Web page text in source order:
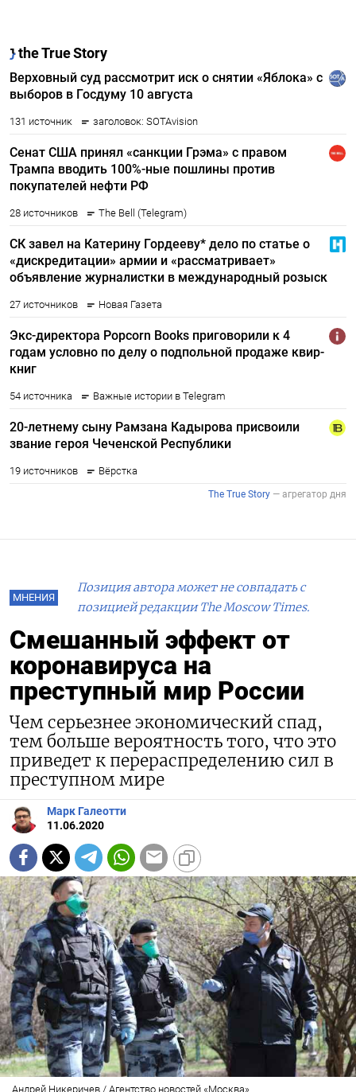
МНЕНИЯ
Позиция автора может не совпадать с
позицией редакции The Moscow Times.
Смешанный эффект от
коронавируса на
преступный мир России
Чем серьезнее экономический спад,
тем больше вероятность того, что это
приведет к перераспределению сил в
преступном мире
Марк Галеотти
11.06.2020
Андрей Никеричев / Агентство новостей «Москва»